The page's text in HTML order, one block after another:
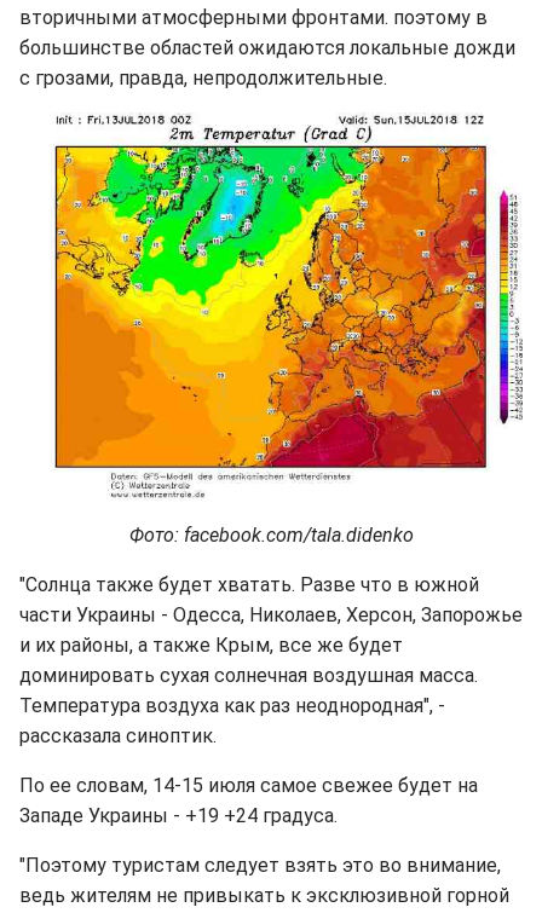
вторичными атмосферными фронтами. поэтому в
большинстве областей ожидаются локальные дожди
с грозами, правда, непродолжительные.
Фото: facebook.com/tala.didenko
"Солнца также будет хватать. Разве что в южной
части Украины - Одесса, Николаев, Херсон, Запорожье
и их районы, а также Крым, все же будет
доминировать сухая солнечная воздушная масса.
Температура воздуха как раз неоднородная", -
рассказала синоптик.
По ее словам, 14-15 июля самое свежее будет на
Западе Украины - +19 +24 градуса.
"Поэтому туристам следует взять это во внимание,
ведь жителям не привыкать к эксклюзивной горной